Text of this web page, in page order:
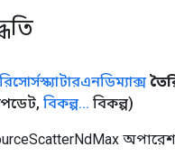
রিসোর্সস্ক্যাটারএনডিম্যাক্স
, বিকল্প... বিকল্প)